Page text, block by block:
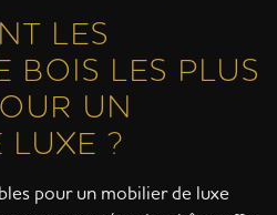
LES
BOIS LES PLUS
UN
LUXE ?
pour un mobilier de luxe